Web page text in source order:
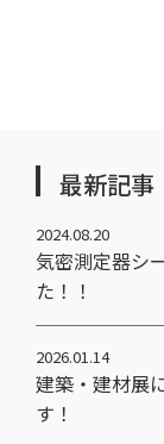
最新記事
2024.08.20
気密測定器シ
た！！
2026.01.14
建築・建材展
す！